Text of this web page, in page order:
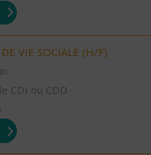
VIE SOCIALE (H/F)
CDI ou CDD